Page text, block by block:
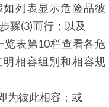
列表显示危险品彼
骤(3)而行；以及
览表第10栏查看各危
明相容组別和相容规
为彼此相容；或